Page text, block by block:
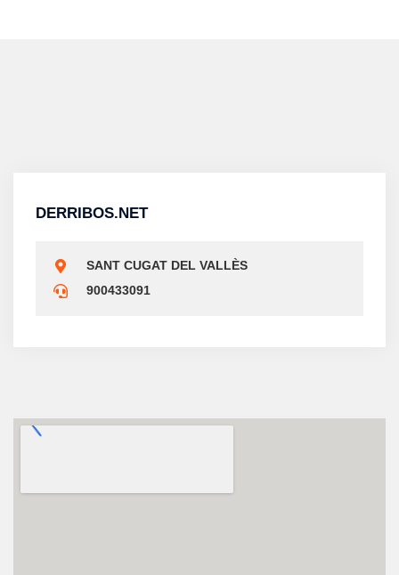
DERRIBOS.NET
SANT CUGAT DEL VALLÈS
900433091